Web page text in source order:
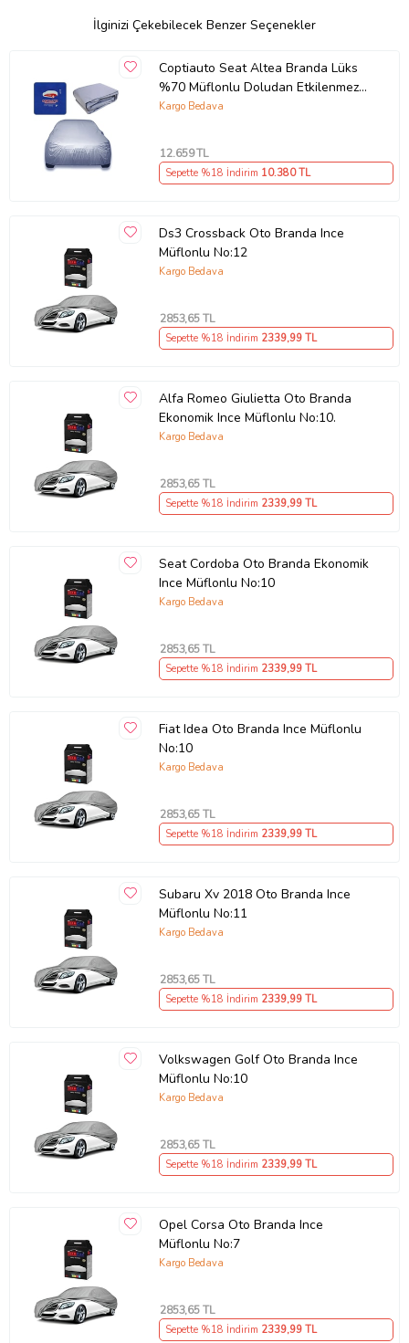
kcm80587475
İlginizi Çekebilecek Benzer Seçenekler
Coptiauto Seat Altea Branda Lüks
%70 Müflonlu Doludan Etkilenmez
No:12
Kargo Bedava
12.659TL
Sepette %18 İndirim 10.380TL
Ds3 Crossback Oto Branda Ince
Müflonlu No:12
Kargo Bedava
2853,65 TL
Sepette %18 İndirim 2339,99 TL
Alfa Romeo Giulietta Oto Branda
Ekonomik Ince Müflonlu No:10.
Kargo Bedava
2853,65 TL
Sepette %18 İndirim 2339,99 TL
Seat Cordoba Oto Branda Ekonomik
Ince Müflonlu No:10
Kargo Bedava
2853,65 TL
Sepette %18 İndirim 2339,99 TL
Fiat Idea Oto Branda Ince Müflonlu
No:10
Kargo Bedava
2853,65 TL
Sepette %18 İndirim 2339,99 TL
Subaru Xv 2018 Oto Branda Ince
Müflonlu No:11
Kargo Bedava
2853,65 TL
Sepette %18 İndirim 2339,99 TL
Volkswagen Golf Oto Branda Ince
Müflonlu No:10
Kargo Bedava
2853,65 TL
Sepette %18 İndirim 2339,99 TL
Opel Corsa Oto Branda Ince
Müflonlu No:7
Kargo Bedava
2853,65 TL
Sepette %18 İndirim 2339,99 TL